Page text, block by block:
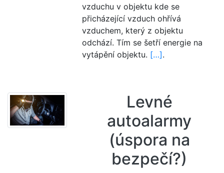
vzduchu v objektu kde se
přicházející vzduch ohřívá
vzduchem, který z objektu
odchází. Tím se šetří energie na
vytápění objektu. […].
Levné
autoalarmy
(úspora na
bezpečí?)